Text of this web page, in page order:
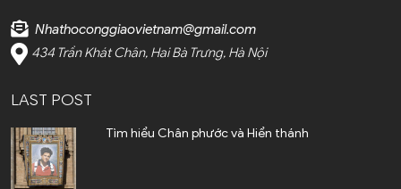
Nhathoconggiaovietnam@gmail.com
434 Trần Khát Chân, Hai Bà Trưng, Hà Nội
LAST POST
Tìm hiểu Chân phước và Hiển thánh